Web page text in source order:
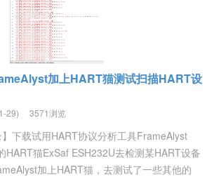
加上HART猫测试扫描HART设
29) 3571浏览
】下载试用HART协议分析工具FrameAlyst
HART猫ExSaf ESH232U去检测某HART设备
加上HART猫，去测试了一些其他的